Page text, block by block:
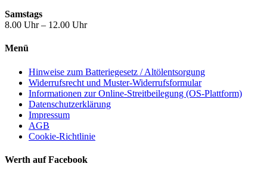
Samstags
8.00 Uhr – 12.00 Uhr
Menü
Hinweise zum Batteriegesetz / Altölentsorgung
Widerrufsrecht und Muster-Widerrufsformular
Informationen zur Online-Streitbeilegung (OS-Plattform)
Datenschutzerklärung
Impressum
AGB
Cookie-Richtlinie
Werth auf Facebook